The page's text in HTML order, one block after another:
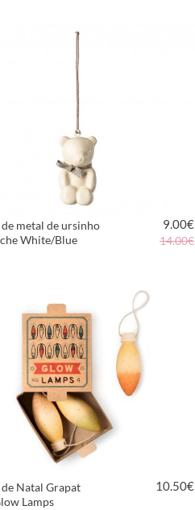
metal de ursinho
White/Blue
9.00€
14.00€
Natal Grapat
Lamps
10.50€